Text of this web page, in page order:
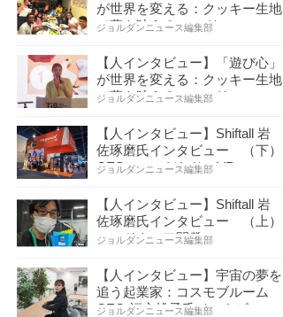
が世界を変える：クッキー生地
で夢を叶える コロリ…
ジョルダンニュース編集部
【人インタビュー】「遊び心」
が世界を変える：クッキー生地
で夢を叶える コロリ…
ジョルダンニュース編集部
【人インタビュー】Shiftall 岩
佐琢磨氏インタビュー （下）
CESへのこだわり VR…
ジョルダンニュース編集部
【人インタビュー】Shiftall 岩
佐琢磨氏インタビュー （上）
ハードウェア開発へ…
ジョルダンニュース編集部
【人インタビュー】宇宙の夢を
追う起業家：コスモブルーム
CEO 福永桃子氏インタビ…
ジョルダンニュース編集部